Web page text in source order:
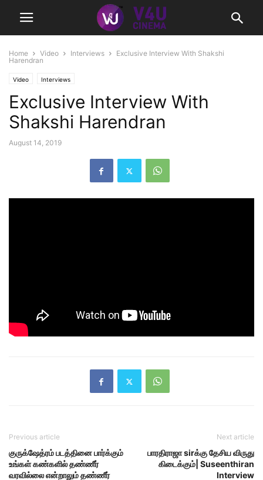
Home Video Interviews
Exclusive Interview With Shakshi
Harendran
Video Interviews
Exclusive Interview With
Shakshi Harendran
August 14, 2019
Previous article
குருக்ஷேத்ரம் படத்தினை பார்க்கும்
உங்கள் கண்களில் தண்ணீர்
வரவில்லை என்றாலும் தண்ணீர்
Next article
பாரதிராஜா sirக்கு தேசிய விருது
கிடைக்கும்| Suseenthiran
Interview